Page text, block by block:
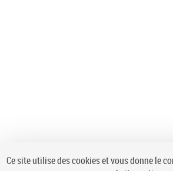
Ce site utilise des cookies et vous donne le